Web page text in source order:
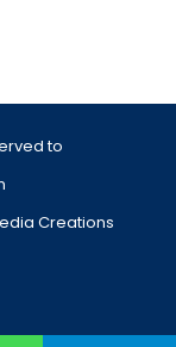
to
Creations